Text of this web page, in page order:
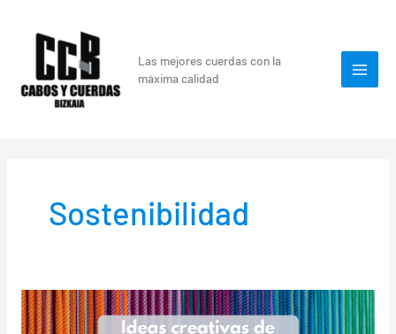
Las mejores cuerdas con la
máxima calidad
Sostenibilidad
Ideas
creativas